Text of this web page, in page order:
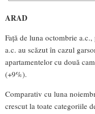
ARAD
Față de luna octombrie
a.c. au scăzut în cazul
apartamentelor cu două
(+9%).
Comparativ cu luna
crescut la toate categoriile